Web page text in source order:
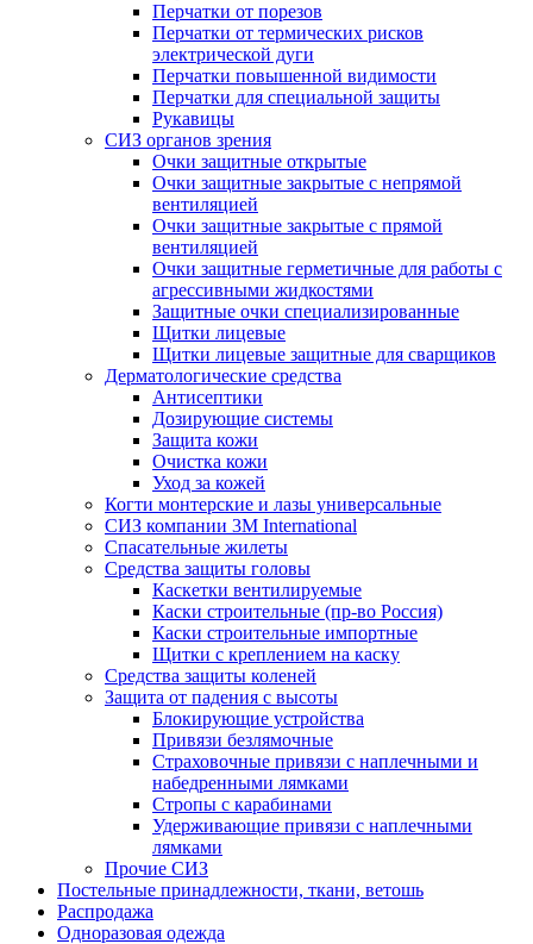
Перчатки от порезов
Перчатки от термических рисков
электрической дуги
Перчатки повышенной видимости
Перчатки для специальной защиты
Рукавицы
СИЗ органов зрения
Очки защитные открытые
Очки защитные закрытые с непрямой
вентиляцией
Очки защитные закрытые с прямой
вентиляцией
Очки защитные герметичные для работы с
агрессивными жидкостями
Защитные очки специализированные
Щитки лицевые
Щитки лицевые защитные для сварщиков
Дерматологические средства
Антисептики
Дозирующие системы
Защита кожи
Очистка кожи
Уход за кожей
Когти монтерские и лазы универсальные
СИЗ компании 3М International
Спасательные жилеты
Средства защиты головы
Каскетки вентилируемые
Каски строительные (пр-во Россия)
Каски строительные импортные
Щитки с креплением на каску
Средства защиты коленей
Защита от падения с высоты
Блокирующие устройства
Привязи безлямочные
Страховочные привязи с наплечными и
набедренными лямками
Стропы с карабинами
Удерживающие привязи с наплечными
лямками
Прочие СИЗ
Постельные принадлежности, ткани, ветошь
Распродажа
Одноразовая одежда